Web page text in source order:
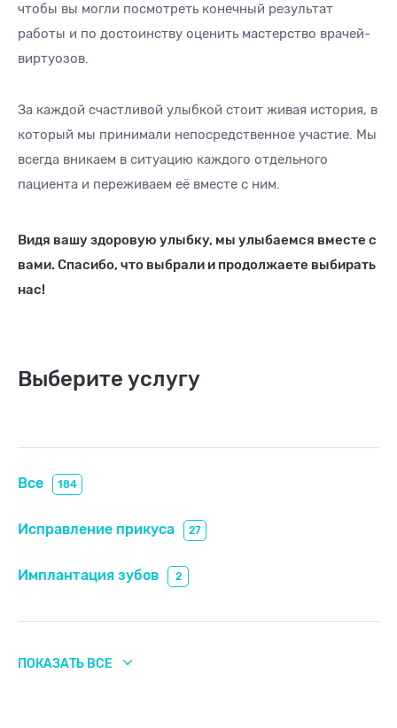
чтобы вы могли посмотреть конечный результат
работы и по достоинству оценить мастерство врачей-
виртуозов.
За каждой счастливой улыбкой стоит живая история, в
который мы принимали непосредственное участие. Мы
всегда вникаем в ситуацию каждого отдельного
пациента и переживаем её вместе с ним.
Видя вашу здоровую улыбку, мы улыбаемся вместе с
вами. Спасибо, что выбрали и продолжаете выбирать
нас!
Выберите услугу
Все 184
Исправление прикуса 27
Имплантация зубов 2
Профгигиена 20
Отбеливание зубов
ПОКАЗАТЬ ВСЕ